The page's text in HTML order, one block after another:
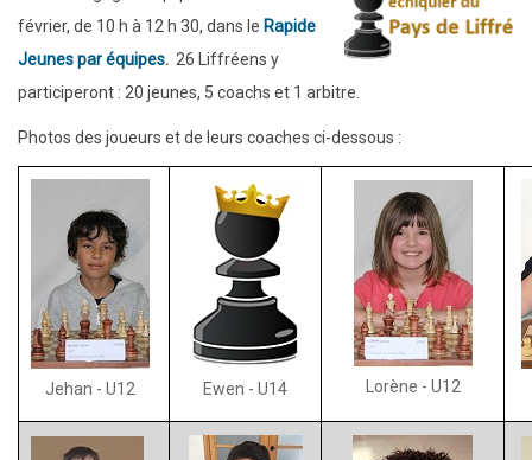
février, de 10 h à 12 h 30, dans le Rapide
Jeunes par équipes. 26 Liffréens y
participeront : 20 jeunes, 5 coachs et 1 arbitre.
Photos des joueurs et de leurs coaches ci-dessous :
Jehan - U12 Ewen - U14 Lorène - U12